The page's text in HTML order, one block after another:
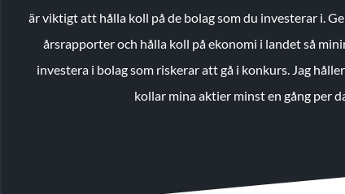
är viktigt att hålla koll på de bolag som du investerar i.
årsrapporter och hålla koll på ekonomi i landet så
investera i bolag som riskerar att gå i konkurs. Jag
kollar mina aktier minst en gång per